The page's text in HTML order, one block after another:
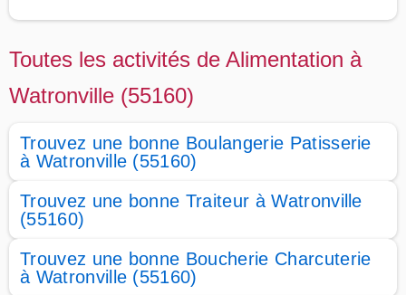
Toutes les activités de Alimentation à
Watronville (55160)
Trouvez une bonne Boulangerie Patisserie
à Watronville (55160)
Trouvez une bonne Traiteur à Watronville
(55160)
Trouvez une bonne Boucherie Charcuterie
à Watronville (55160)